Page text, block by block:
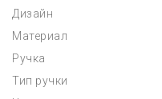
Дизайн
Материал
Ручка
Тип ручки